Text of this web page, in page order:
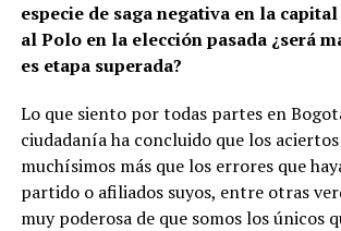
especie de saga negativa en la
al Polo en la elección pasada ¿será
es etapa superada?
Lo que siento por todas partes en
ciudadanía ha concluido que los
muchísimos más que los errores que
partido o afiliados suyos, entre otras
muy poderosa de que somos los únicos